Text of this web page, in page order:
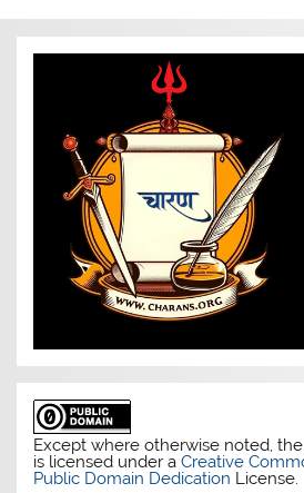
Except where otherwise noted,
is licensed under aCreative
Public Domain Dedication License.